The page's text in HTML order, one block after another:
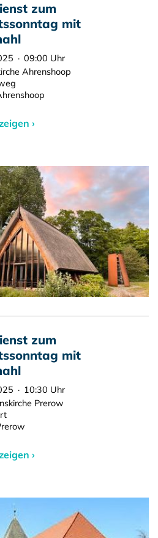
zum
mit
· 09:00 Uhr
Ahrenshoop
›
zum
mit
· 10:30 Uhr
Prerow
›